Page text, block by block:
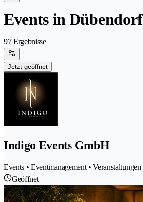
Events in Dübendorf
97 Ergebnisse
Jetzt geöffnet
Indigo Events GmbH
Events • Eventmanagement • Veranstaltungen
Geöffnet